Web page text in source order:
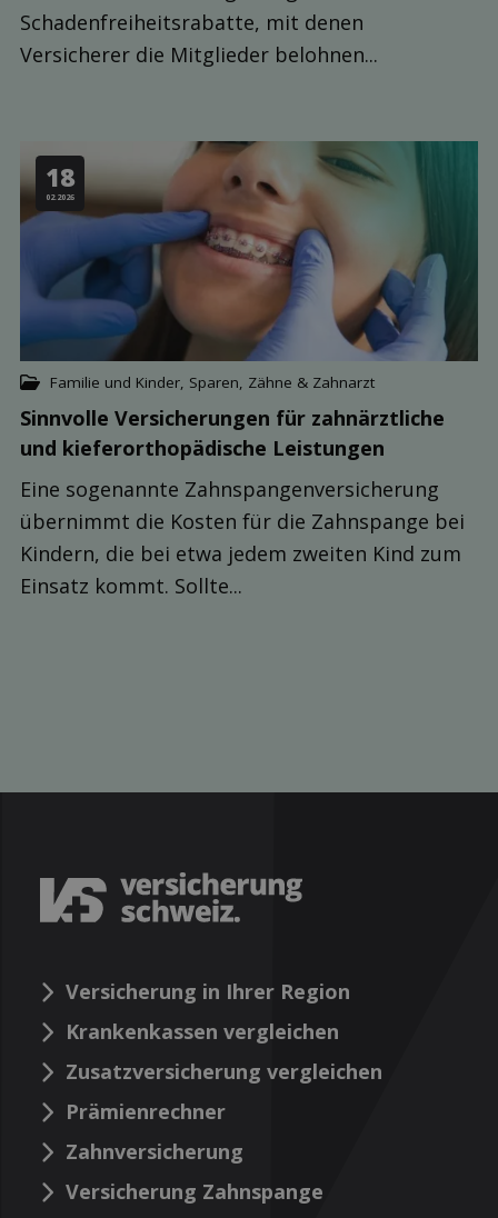
Schadenfreiheitsrabatte, mit denen
Versicherer die Mitglieder belohnen...
18
02.2026
Familie und Kinder Sparen Zähne & Zahnarzt
Sinnvolle Versicher­ungen für zahnärztliche
und kiefer­orthopädische Leis­tungen
Eine sogenannte Zahnspangenversicherung
übernimmt die Kosten für die Zahnspange bei
Kindern, die bei etwa jedem zweiten Kind zum
Einsatz kommt. Sollte...
Versicherung in Ihrer Region
Krankenkassen vergleichen
Zusatzversicherung vergleichen
Prämienrechner
Zahnversicherung
Versicherung Zahnspange